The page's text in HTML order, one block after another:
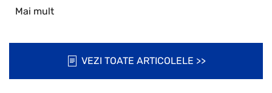
Mai mult
VEZI TOATE ARTICOLELE >>